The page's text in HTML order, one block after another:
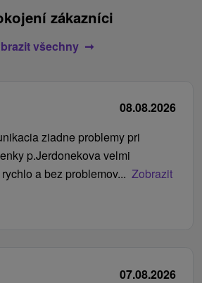
zákazníci
všechny
08.08.2026
ziadne problemy pri
p.Jerdonekova velmi
a bez problemov... Zobrazit
07.08.2026